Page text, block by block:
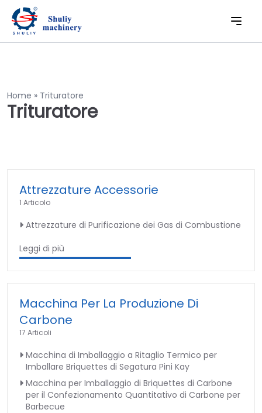
Home » Trituratore
Trituratore
Attrezzature Accessorie
1 Articolo
Attrezzature di Purificazione dei Gas di Combustione
Leggi di più
Macchina Per La Produzione Di
Carbone
17 Articoli
Macchina di Imballaggio a Ritaglio Termico per
Imballare Briquettes di Segatura Pini Kay
Macchina per Imballaggio di Briquettes di Carbone
per il Confezionamento Quantitativo di Carbone per
Barbecue